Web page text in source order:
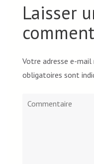
Laisser
Votre adresse e-mail
obligatoires sont
Commentaire